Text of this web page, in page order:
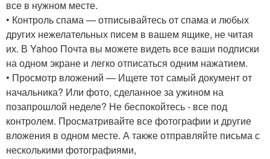
все в нужном месте.
• Контроль спама — отписывайтесь от спама и любых
других нежелательных писем в вашем ящике, не читая
их. В Yahoo Почта вы можете видеть все ваши подписки
на одном экране и легко отписаться одним нажатием.
• Просмотр вложений — Ищете тот самый документ от
начальника? Или фото, сделанное за ужином на
позапрошлой неделе? Не беспокойтесь - все под
контролем. Просматривайте все фотографии и другие
вложения в одном месте. А также отправляйте письма с
несколькими фотографиями,